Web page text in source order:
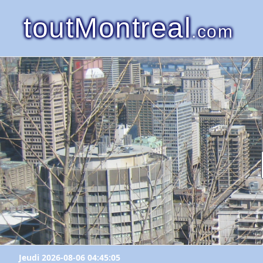
toutMontreal.com
Jeudi 2026-08-06 04:45:05